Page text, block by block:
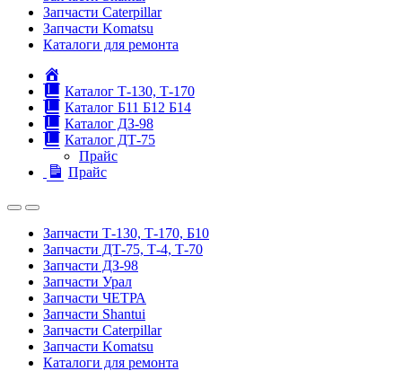
Запчасти Caterpillar
Запчасти Komatsu
Каталоги для ремонта
Каталог Т-130, Т-170
Каталог Б11 Б12 Б14
Каталог ДЗ-98
Каталог ДТ-75
Прайс
Прайс
Запчасти Т-130, Т-170, Б10
Запчасти ДТ-75, Т-4, Т-70
Запчасти ДЗ-98
Запчасти Урал
Запчасти ЧЕТРА
Запчасти Shantui
Запчасти Caterpillar
Запчасти Komatsu
Каталоги для ремонта